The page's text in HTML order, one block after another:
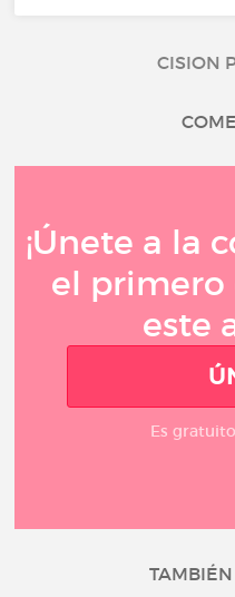
CISION
¡Únete a la
el primero
este
Es